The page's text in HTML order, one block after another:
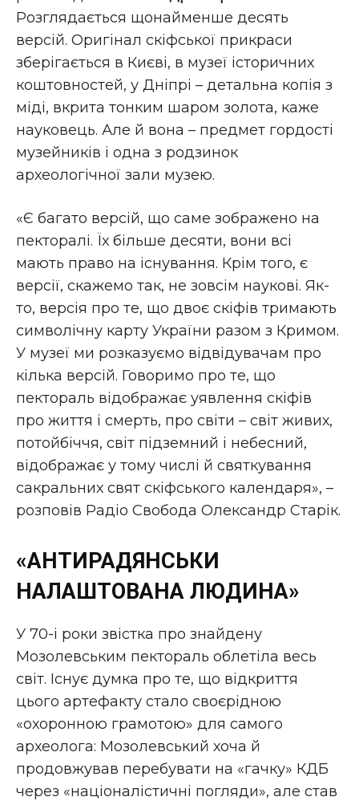
Розглядається щонайменше десять
версій. Оригінал скіфської прикраси
зберігається в Києві, в музеї історичних
коштовностей, у Дніпрі – детальна копія з
міді, вкрита тонким шаром золота, каже
науковець. Але й вона – предмет гордості
музейників і одна з родзинок
археологічної зали музею.
«Є багато версій, що саме зображено на
пекторалі. Їх більше десяти, вони всі
мають право на існування. Крім того, є
версії, скажемо так, не зовсім наукові. Як-
то, версія про те, що двоє скіфів тримають
символічну карту України разом з Кримом.
У музеї ми розказуємо відвідувачам про
кілька версій. Говоримо про те, що
пектораль відображає уявлення скіфів
про життя і смерть, про світи – світ живих,
потойбіччя, світ підземний і небесний,
відображає у тому числі й святкування
сакральних свят скіфського календаря», –
розповів Радіо Свобода Олександр Старік.
«АНТИРАДЯНСЬКИ
НАЛАШТОВАНА ЛЮДИНА»
У 70-і роки звістка про знайдену
Мозолевським пектораль облетіла весь
світ. Існує думка про те, що відкриття
цього артефакту стало своєрідною
«охоронною грамотою» для самого
археолога: Мозолевський хоча й
продовжував перебувати на «гачку» КДБ
через «націоналістичні погляди», але став